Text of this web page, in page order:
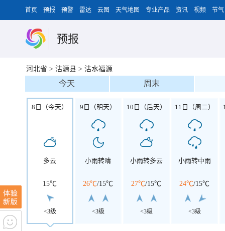
首页 预报 预警 雷达 云图 天气地图 专业产品 资讯 视频 节气
预报
河北省 > 沽源县 > 沽水福源
今天 周末
8日（今天）
多云
15℃
<3级
9日（明天）
小雨转晴
26℃/15℃
<3级
10日（后天）
小雨转多云
27℃/15℃
<3级
11日（周二）
小雨转中雨
24℃/15℃
<3级